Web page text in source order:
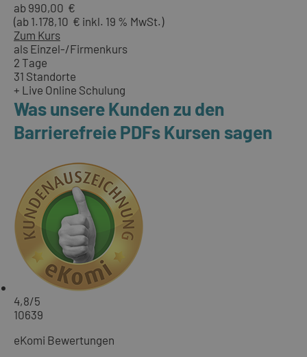
ab 990,00 €
(ab 1.178,10 € inkl. 19 % MwSt.)
Zum Kurs
als Einzel-/Firmenkurs
2 Tage
31 Standorte
+ Live Online Schulung
Was unsere Kunden zu den
Barrierefreie PDFs Kursen sagen
4,8/5
10639
eKomi Bewertungen